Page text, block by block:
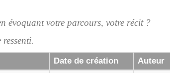
évoquant votre parcours, votre récit ?
Date de création Auteur